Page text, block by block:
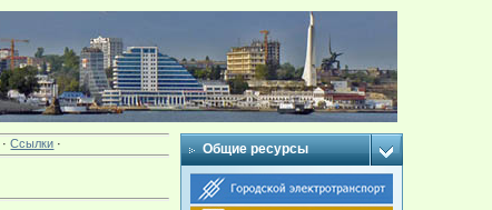
·Ссылки · Общие ресурсы